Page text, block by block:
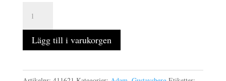
kaffemugg
CA3
26
mängd
Lägg till i varukorgen